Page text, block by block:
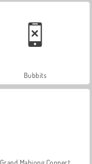
Bubbits
Grand Mahjong Connect